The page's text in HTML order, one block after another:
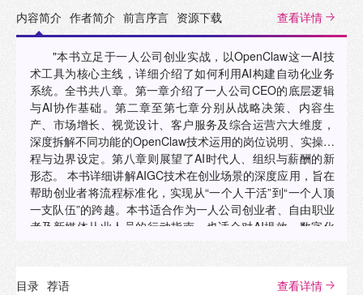
内容简介 作者简介 前言序言 资源下载 查看详情
"本书立足于一人公司创业实战，以OpenClaw这一AI技
术工具为核心主线，详细介绍了如何利用AI构建自动化业务
系统。全书共八章。第一章介绍了一人公司CEO的底层逻辑
与AI协作基础。第二章至第七章分别从战略决策、内容生
产、市场增长、视觉设计、客户服务及综合运营六大维度，
深度拆解不同功能的OpenClaw技术运用的岗位说明、实操流
程与边界设定。第八章则展望了AI时代人、组织与薪酬的新
形态。 本书详细讲解AIGC技术在创业场景的深度应用，旨在
帮助创业者将流程标准化，实现从“一个人干活”到“一个人顶
一支队伍”的跨越。本书适合作为一人公司创业者、自由职业
者及新媒体从业人员的行动指南，也适合对AI提效、数字化
目录 荐语 查看详情